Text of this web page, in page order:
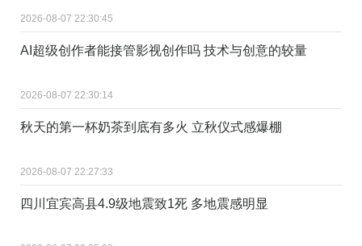
2026-08-07 22:30:45
AI超级创作者能接管影视创作吗 技术与创意的较量
2026-08-07 22:30:14
秋天的第一杯奶茶到底有多火 立秋仪式感爆棚
2026-08-07 22:27:33
四川宜宾高县4.9级地震致1死 多地震感明显